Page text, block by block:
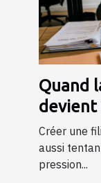
Quand
devient
Créer une
aussi
pression...